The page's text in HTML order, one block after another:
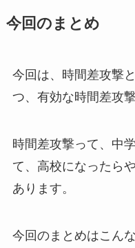
今回のまとめ
今回は、時間差攻撃
つ、有効な時間差攻
時間差攻撃って、中
て、高校になったら
あります。
今回のまとめはこん